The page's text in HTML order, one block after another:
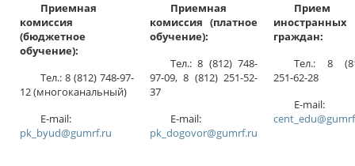
Электроэнергетика и электротехника
очная
2
1
26.05.07
Эксплуатация судового электрооборудования и
средств автоматики
Эксплуатация судового электрооборудования и
средств автоматики
Приемная
комиссия
(бюджетное
обучение):
Тел.: 8 (812) 748-97-
12 (многоканальный)
E-mail:
pk_byud@gumrf.ru
Приемная
комиссия (платное
обучение):
Тел.: 8 (812) 748-
97-09, 8 (812) 251-52-
37
E-mail:
pk_dogovor@gumrf.ru
Прием
иностранных
граждан:
Тел.: 8
251-62-28
E-mail: